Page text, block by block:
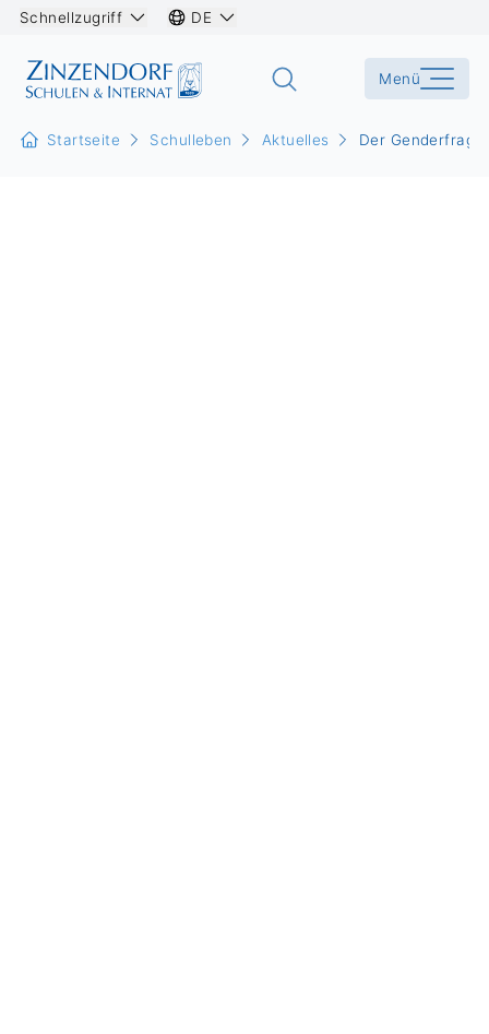
Schnellzugriff DE
Menü
Startseite Schulleben Aktuelles Der